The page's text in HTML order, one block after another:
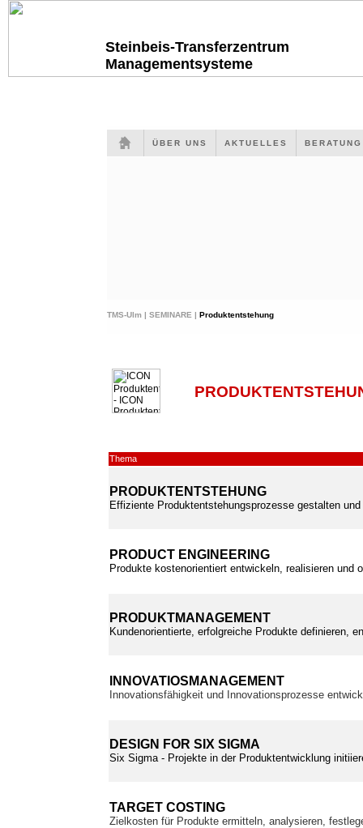
Steinbeis-Transferzentrum
Managementsysteme
ÜBER UNS AKTUELLES
TMS-Ulm | SEMINARE | Produktentstehung
Thema
PRODUKTENTSTEHUNG
Effiziente Produktentstehungsprozesse gestalten und
PRODUCT ENGINEERING
Produkte kostenorientiert entwickeln, realisieren und
PRODUKTMANAGEMENT
Kundenorientierte, erfolgreiche Produkte definieren,
INNOVATIOSMANAGEMENT
Innovationsfähigkeit und Innovationsprozesse
DESIGN FOR SIX SIGMA
Six Sigma - Projekte in der Produktentwicklung
TARGET COSTING
Zielkosten für Produkte ermitteln, analysieren,